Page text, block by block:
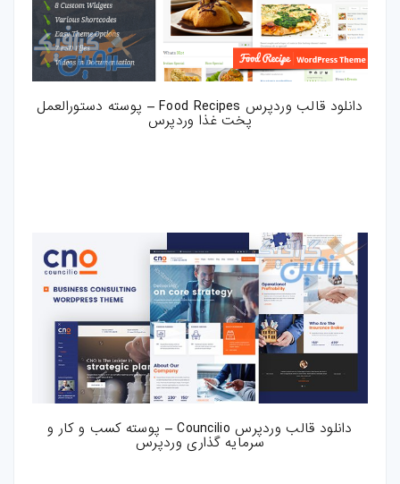
دانلود قالب وردپرس Food Recipes – پوسته دستورالعمل
پخت غذا وردپرس
دانلود قالب وردپرس Councilio – پوسته کسب و کار و
سرمایه گذاری وردپرس